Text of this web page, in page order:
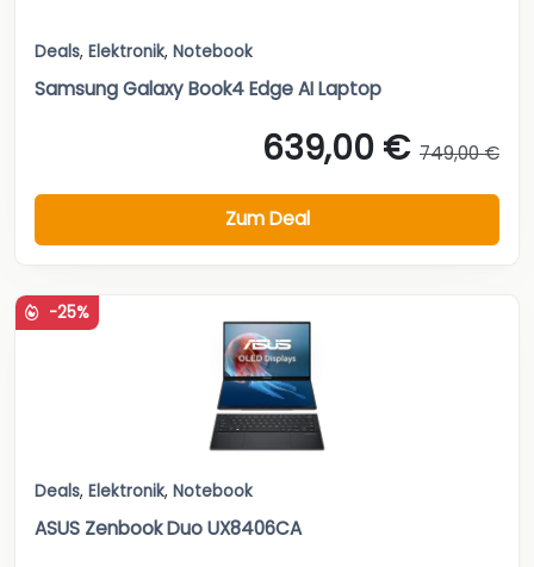
Deals, Elektronik, Notebook
Samsung Galaxy Book4 Edge AI Laptop
639,00 € 749,00 €
Zum Deal
-25%
Deals, Elektronik, Notebook
ASUS Zenbook Duo UX8406CA